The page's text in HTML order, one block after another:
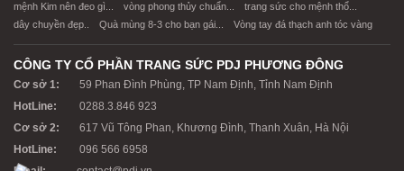
mệnh Kim nên đeo gì...
vòng phong thủy chuẩn...
trang sức cho mệnh thổ...
dây chuyền đẹp..
Quà mùng 8-3 cho bạn gái... Vòng tay đá thạch anh tóc vàng
CÔNG TY CỔ PHẦN TRANG SỨC PDJ PHƯƠNG ĐÔNG
Cơ sở 1:
59 Phan Đình Phùng, TP Nam Định, Tỉnh Nam Định
HotLine:
0288.3.846 923
Cơ sở 2:
617 Vũ Tông Phan, Khương Đình, Thanh Xuân, Hà Nội
HotLine:
096 566 6958